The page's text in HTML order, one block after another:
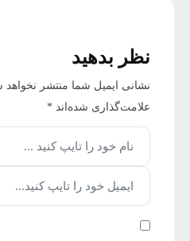
نظر بدهید
نشانی ایمیل شما منتشر نخواهد
علامت‌گذاری شده‌اند *